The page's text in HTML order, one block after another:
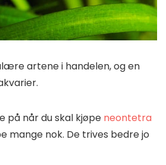
artene i handelen, og en
på når du skal kjøpe neontetra
mange nok. De trives bedre jo